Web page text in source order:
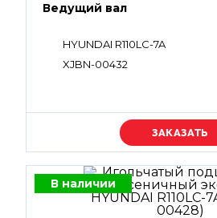
Ведущий вал
HYUNDAI R110LC-7A
XJBN-00432
Уточняйте
В наличии